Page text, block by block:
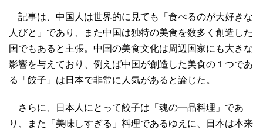
記事は、中国人は世界的に見ても「食べるのが大好きな
人びと」であり、また中国は独特の美食を数多く創造した
国でもあると主張。中国の美食文化は周辺国家にも大きな
影響を与えており、例えば中国が創造した美食の１つであ
る「餃子」は日本で非常に人気があると論じた。
さらに、日本人にとって餃子は「魂の一品料理」であ
り、また「美味しすぎる」料理であるゆえに、日本は本来